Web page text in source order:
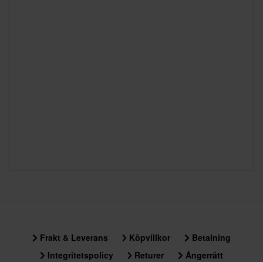
Frakt & Leverans Köpvillkor
Betalning
Integritetspolicy
Returer
Ångerrätt